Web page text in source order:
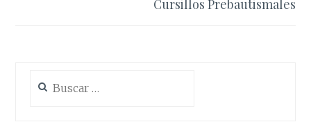
Cursillos Prebautismales